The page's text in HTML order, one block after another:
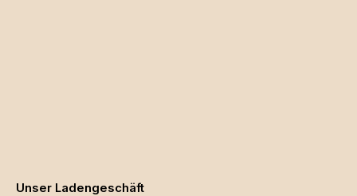
Unser Ladengeschäft